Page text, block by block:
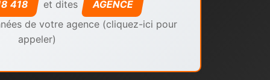
418 et dites
AGENCE
de votre agence (cliquez-ici pour
appeler)